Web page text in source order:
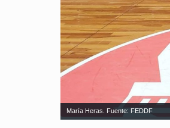
María Heras. Fuente: FEDDF